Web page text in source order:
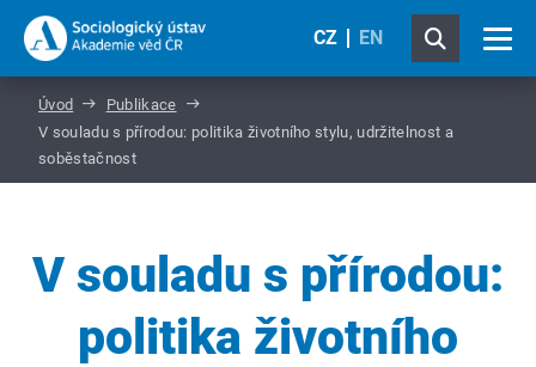
CZ EN
Úvod
Publikace
V souladu s přírodou: politika životního stylu, udržitelnost a
soběstačnost
V souladu s přírodou:
politika životního